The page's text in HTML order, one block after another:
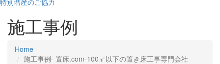
施工事例
Home
施工事例‐ 置床.com-100㎡以下の置き床工事専門会社